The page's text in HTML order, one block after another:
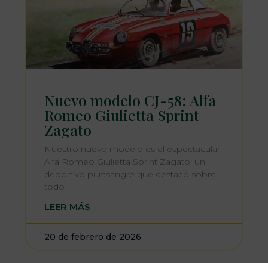
Nuevo modelo CJ-58: Alfa
Romeo Giulietta Sprint
Zagato
Nuestro nuevo modelo es el espectacular
Alfa Romeo Giulietta Sprint Zagato, un
deportivo purasangre que destacó sobre
todo
LEER MÁS
20 de febrero de 2026